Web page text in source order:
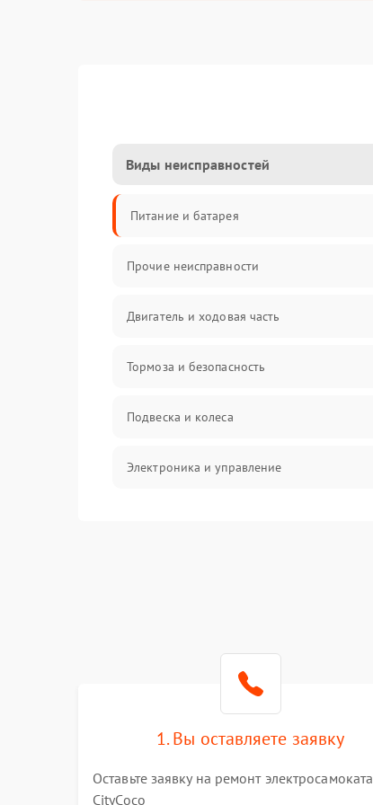
Виды неисправностей
Питание и батарея
Прочие неисправности
Двигатель и ходовая часть
Тормоза и безопасность
Подвеска и колеса
Электроника и управление
Механические повреждения
1. Вы оставляете заявку
Оставьте заявку на ремонт электросамоката
CityCoco